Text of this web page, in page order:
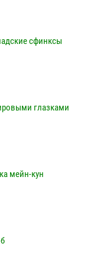
сфинксы
глазками
мейн-кун